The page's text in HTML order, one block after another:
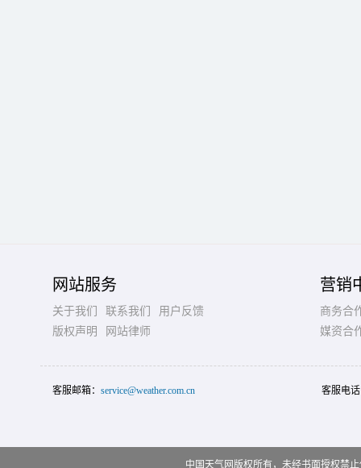
网站服务
关于我们 联系我们
用户反馈
版权声明
网站律师
营销
商务合
媒资合
客服邮箱： service@weather.com.cn 客服电
中国天气网版权所有，未经书面授权